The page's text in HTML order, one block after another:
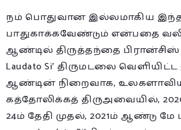
நம் பொதுவான இல்லமாகிய
பாதுகாக்கவேண்டும் என்பதை
ஆண்டில் திருத்தந்தை
Laudato Si’ திருமடலை
ஆண்டின் நிறைவாக,
கத்தோலிக்கத் திருஅவையில்,
24ம் தேதி முதல், 2021ம் ஆண்டு மே